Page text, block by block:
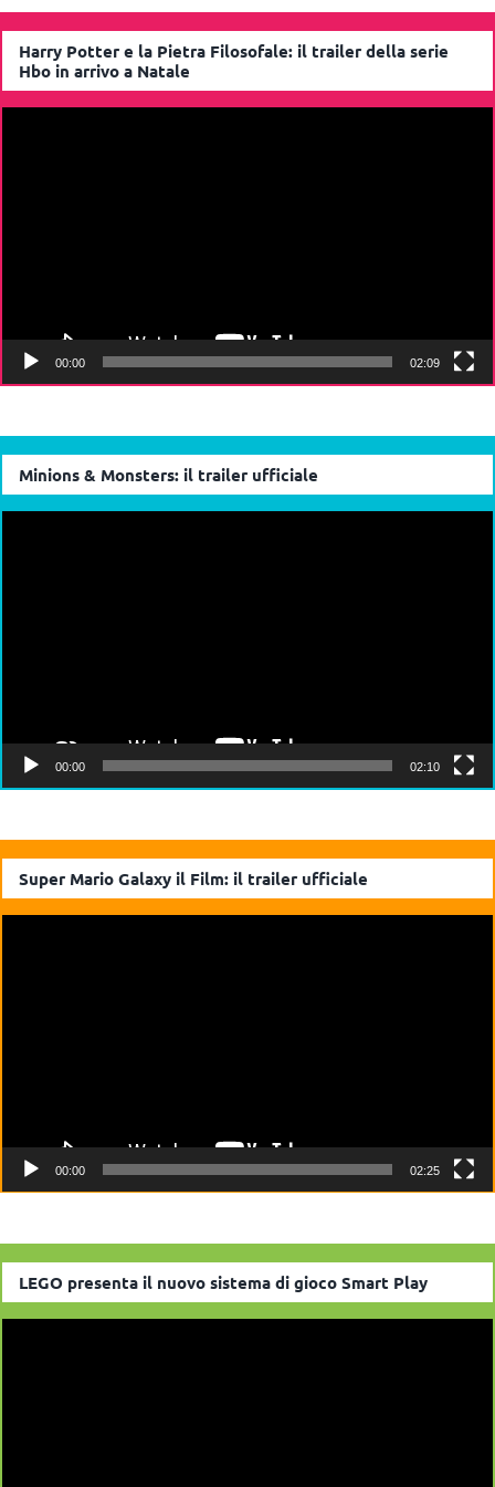
Harry Potter e la Pietra Filosofale: il trailer della serie
Hbo in arrivo a Natale
00:00 02:09
Minions & Monsters: il trailer ufficiale
00:00 02:10
Super Mario Galaxy il Film: il trailer ufficiale
00:00 02:25
LEGO presenta il nuovo sistema di gioco Smart Play